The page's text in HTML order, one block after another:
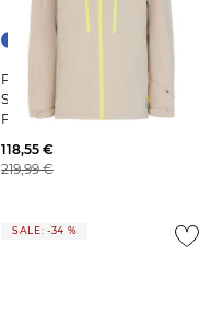
Protest | Herren Skijacke /
Snowboardjacke
PRTTIMOTHY SNOWJACKET
118,55 €
219,99 €
SALE: -34 %